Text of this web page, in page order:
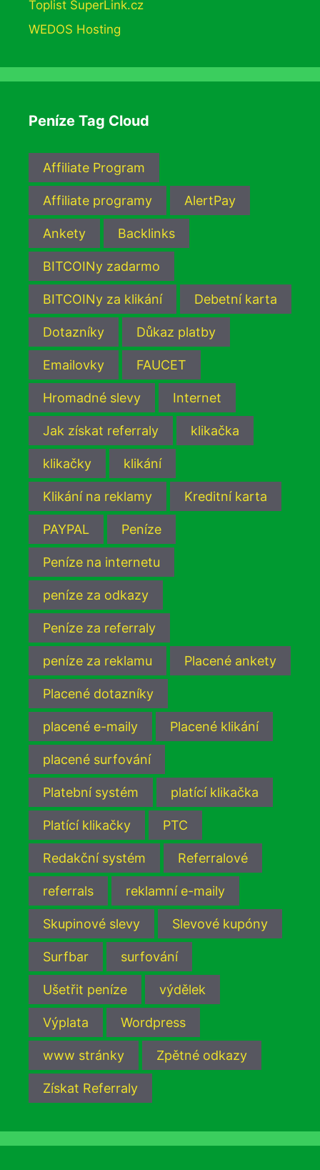
Toplist SuperLink.cz
WEDOS Hosting
Peníze Tag Cloud
Affiliate Program
Affiliate programy AlertPay
Ankety Backlinks
BITCOINy zadarmo
BITCOINy za klikání Debetní karta
Dotazníky Důkaz platby
Emailovky FAUCET
Hromadné slevy Internet
Jak získat referraly klikačka
klikačky klikání
Klikání na reklamy Kreditní karta
PAYPAL Peníze
Peníze na internetu
peníze za odkazy
Peníze za referraly
peníze za reklamu Placené ankety
Placené dotazníky
placené e-maily Placené klikání
placené surfování
Platební systém platící klikačka
Platící klikačky PTC
Redakční systém Referralové
referrals reklamní e-maily
Skupinové slevy Slevové kupóny
Surfbar surfování
Ušetřit peníze výdělek
Výplata Wordpress
www stránky Zpětné odkazy
Získat Referraly